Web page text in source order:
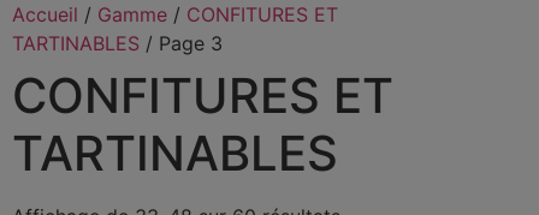
Accueil / Gamme / CONFITURES ET
TARTINABLES / Page 3
CONFITURES ET
TARTINABLES